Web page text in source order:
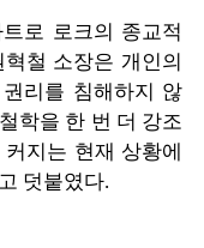
로 로크의 종교적
철 소장은 개인의
리를 침해하지 않
학을 한 번 더 강조
지는 현재 상황에
덧붙였다.